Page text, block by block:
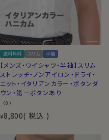
送料無料 スリム 半袖
【メンズ・ワイシャツ・半袖】スリム
ストレッチ・ノンアイロン・ドライ・
ニット・イタリアンカラー・ボタンダ
ウン・第一ボタンあり
（0）
¥8,800 税込